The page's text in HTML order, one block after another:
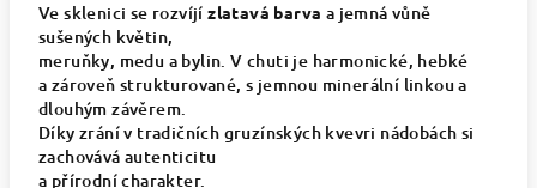
Ve sklenici se rozvíjízlatavá barva a jemná vůně
sušených květin,
meruňky, medu a bylin. V chuti je harmonické, hebké
a zároveň strukturované, s jemnou minerální linkou a
dlouhým závěrem.
Díky zrání v tradičních gruzínských kvevri nádobách si
zachovává autenticitu
a přírodní charakter.